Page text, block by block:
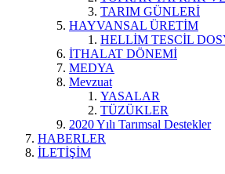
TARIM GÜNLERİ
HAYVANSAL ÜRETİM
HELLİM TESCİL
İTHALAT DÖNEMİ
MEDYA
Mevzuat
YASALAR
TÜZÜKLER
2020 Yılı Tarımsal Destekler
HABERLER
İLETİŞİM